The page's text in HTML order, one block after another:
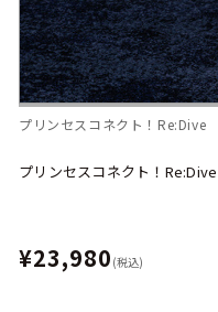
プリンセスコネクト！Re:Dive
プリンセスコネクト！
¥23,980 (税込)